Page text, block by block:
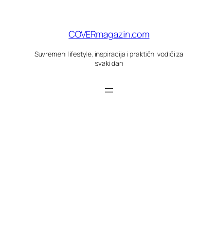
COVERmagazin.com
Suvremeni lifestyle, inspiracija i praktični vodiči za
svaki dan